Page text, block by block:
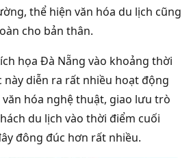
thể hiện văn hóa du lịch cũng
cho bản thân.
họa Đà Nẵng vào khoảng thời
này diễn ra rất nhiều hoạt động
hóa nghệ thuật, giao lưu trò
du lịch vào thời điểm cuối
đông đúc hơn rất nhiều.